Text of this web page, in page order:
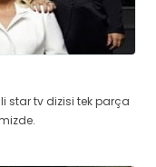
star tv dizisi tek parça